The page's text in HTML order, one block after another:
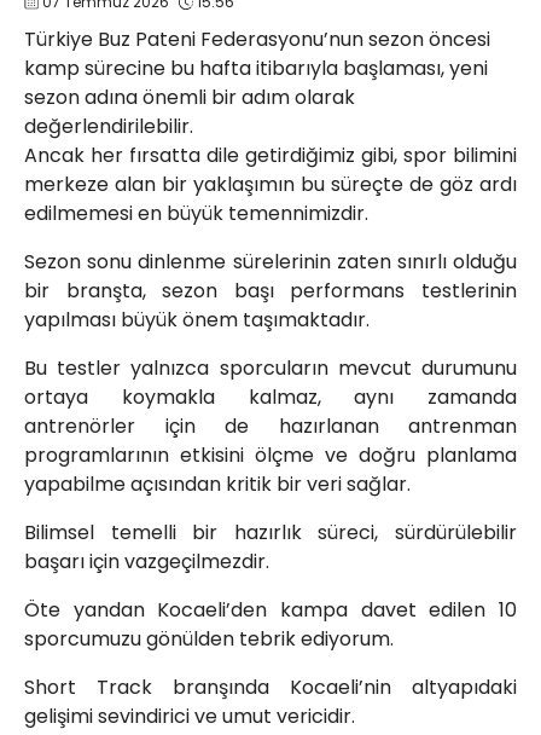
Türkiye Buz Pateni Federasyonu’nun sezon öncesi
kamp sürecine bu hafta itibarıyla başlaması, yeni
sezon adına önemli bir adım olarak
değerlendirilebilir.
Ancak her fırsatta dile getirdiğimiz gibi, spor bilimini
merkeze alan bir yaklaşımın bu süreçte de göz ardı
edilmemesi en büyük temennimizdir.
Sezon sonu dinlenme sürelerinin zaten sınırlı olduğu
bir branşta, sezon başı performans testlerinin
yapılması büyük önem taşımaktadır.
Bu testler yalnızca sporcuların mevcut durumunu
ortaya koymakla kalmaz, aynı zamanda
antrenörler için de hazırlanan antrenman
programlarının etkisini ölçme ve doğru planlama
yapabilme açısından kritik bir veri sağlar.
Bilimsel temelli bir hazırlık süreci, sürdürülebilir
başarı için vazgeçilmezdir.
Öte yandan Kocaeli’den kampa davet edilen 10
sporcumuzu gönülden tebrik ediyorum.
Short Track branşında Kocaeli’nin altyapıdaki
gelişimi sevindirici ve umut vericidir.
info@spor41.com